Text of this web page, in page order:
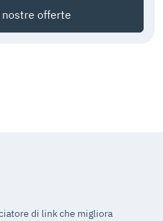
nostre offerte
di link che migliora